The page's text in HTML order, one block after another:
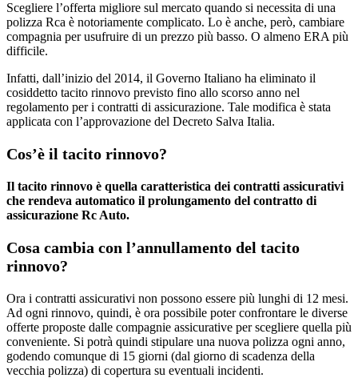
Scegliere l’offerta migliore sul mercato quando si necessita di una
polizza Rca è notoriamente complicato. Lo è anche, però, cambiare
compagnia per usufruire di un prezzo più basso. O almeno ERA più
difficile.
Infatti, dall’inizio del 2014, il Governo Italiano ha eliminato il
cosiddetto tacito rinnovo previsto fino allo scorso anno nel
regolamento per i contratti di assicurazione. Tale modifica è stata
applicata con l’approvazione del Decreto Salva Italia.
Cos’è il tacito rinnovo?
Il tacito rinnovo è quella caratteristica dei contratti assicurativi
che rendeva automatico il prolungamento del contratto di
assicurazione Rc Auto.
Cosa cambia con l’annullamento del tacito
rinnovo?
Ora i contratti assicurativi non possono essere più lunghi di 12 mesi.
Ad ogni rinnovo, quindi, è ora possibile poter confrontare le diverse
offerte proposte dalle compagnie assicurative per scegliere quella più
conveniente. Si potrà quindi stipulare una nuova polizza ogni anno,
godendo comunque di 15 giorni (dal giorno di scadenza della
vecchia polizza) di copertura su eventuali incidenti.